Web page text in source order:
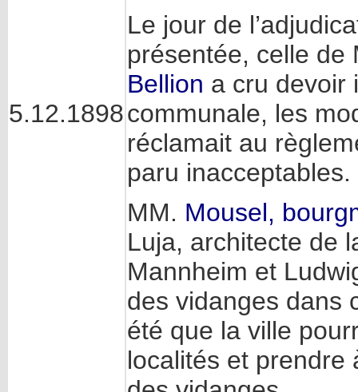
5.12.1898
Le jour de
présentée, celle de
Bellion a cru devoir
communale, les
réclamait au
paru inacceptables.
MM. Mousel,
Luja, architecte de
Mannheim et
des vidanges dans
été que la ville
localités et prendre